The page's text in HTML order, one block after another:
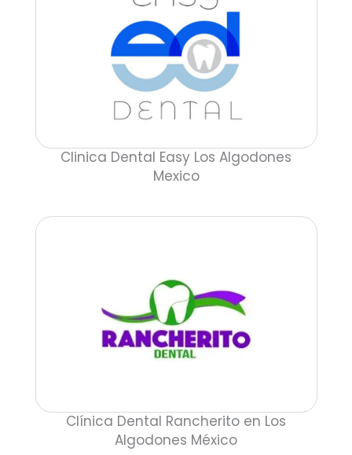
Clinica Dental Easy Los Algodones
Mexico
Clínica Dental Rancherito en Los
Algodones México